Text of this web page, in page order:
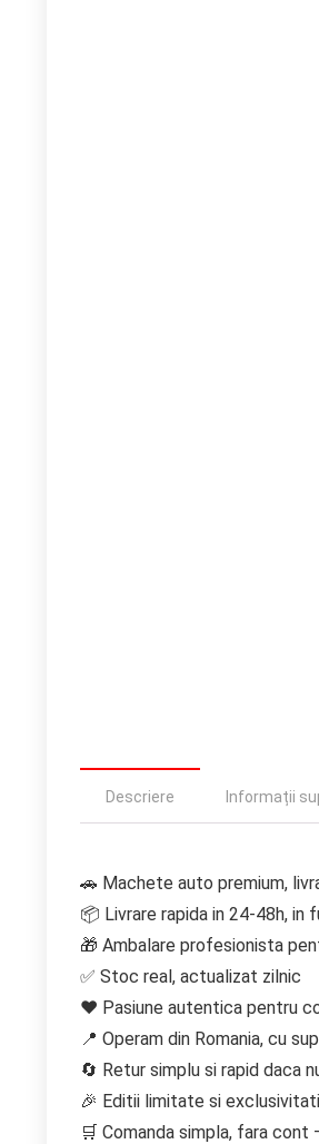
Descriere Informații
🚗 Machete auto premium,
📦 Livrare rapida in 24-48h,
🎁 Ambalare profesionista
✅ Stoc real, actualizat zilnic
❤️ Pasiune autentica pentru
📍 Operam din Romania, cu
🔄 Retur simplu si rapid daca
🎉 Editii limitate si
🛒 Comanda simpla, fara cont